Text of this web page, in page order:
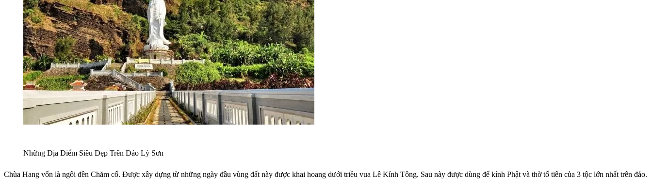
Những Địa Điểm Siêu Đẹp Trên Đảo Lý Sơn
Chùa Hang vốn là ngôi đền Chăm cổ. Được xây dựng từ những ngày đầu vùng đất này được khai hoang dưới triều vua Lê Kính Tông. Sau này được dùng để kính Phật và thờ tổ tiên của 3 tộc lớn nhất trên đảo.